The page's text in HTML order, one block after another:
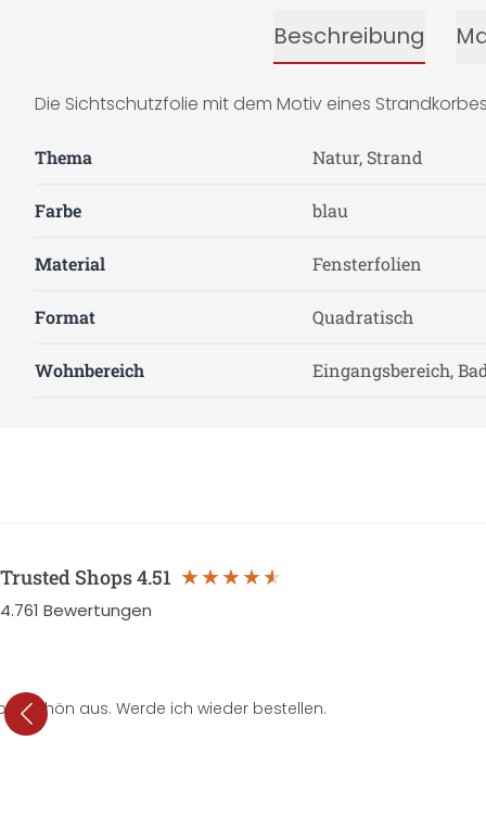
Beschreibung
Die Sichtschutzfolie mit dem Motiv eines
Thema Natur, Strand
Farbe blau
Material Fensterfolien
Format Quadratisch
Wohnbereich Eingangsbereich, Bad
Trusted Shops4.51
4.761 Bewertungen
schön aus. Werde ich wieder bestellen.